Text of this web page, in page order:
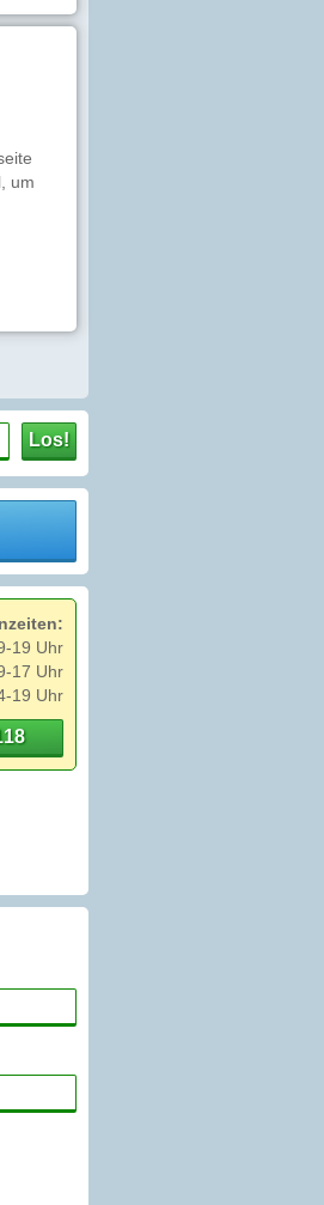
um
Los!
19 Uhr
17 Uhr
19 Uhr